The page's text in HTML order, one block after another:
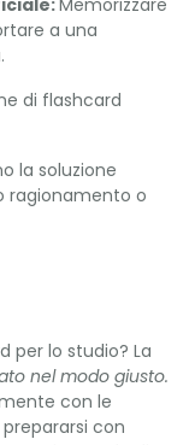
Memorizzare
a una
di flashcard
la soluzione
ragionamento o
per lo studio? La
nel modo giusto.
con le
con